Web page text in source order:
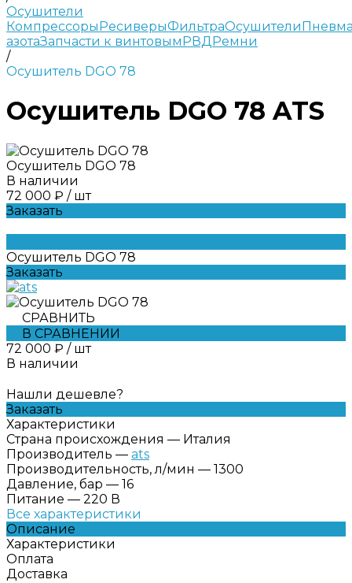
Осушители
КомпрессорыРесиверыФильтраОсушители
азотаЗапчасти к винтовымРВДРемни
/
Осушитель DGO 78
Осушитель DGO 78 ATS
Осушитель DGO 78
В наличии
72 000 ₽ / шт
Заказать
Осушитель DGO 78
Заказать
СРАВНИТЬ
В СРАВНЕНИИ
72 000 ₽ / шт
В наличии
Нашли дешевле?
Заказать
Характеристики
Страна происхождения — Италия
Производитель — ats
Производительность, л/мин — 1300
Давление, бар — 16
Питание — 220 В
Все характеристики
Описание
Характеристики
Оплата
Доставка